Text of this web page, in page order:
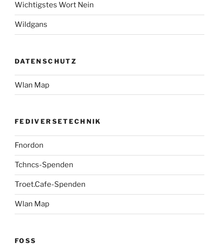
Wichtigstes Wort Nein
Wildgans
DATENSCHUTZ
Wlan Map
FEDIVERSETECHNIK
Fnordon
Tchncs-Spenden
Troet.Cafe-Spenden
Wlan Map
FOSS